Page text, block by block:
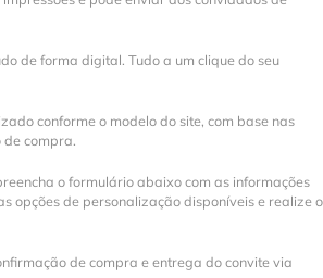
de forma digital. Tudo a um clique do seu
conforme o modelo do site, com base nas
de compra.
o formulário abaixo com as informações
opções de personalização disponíveis e realize o
de compra e entrega do convite via